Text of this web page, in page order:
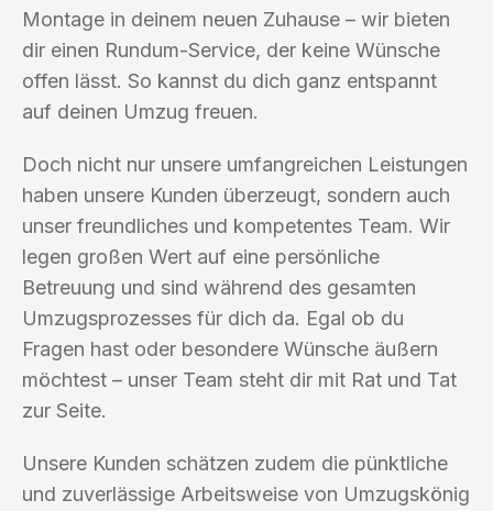
Montage in deinem neuen Zuhause – wir bieten
dir einen Rundum-Service, der keine Wünsche
offen lässt. So kannst du dich ganz entspannt
auf deinen Umzug freuen.
Doch nicht nur unsere umfangreichen Leistungen
haben unsere Kunden überzeugt, sondern auch
unser freundliches und kompetentes Team. Wir
legen großen Wert auf eine persönliche
Betreuung und sind während des gesamten
Umzugsprozesses für dich da. Egal ob du
Fragen hast oder besondere Wünsche äußern
möchtest – unser Team steht dir mit Rat und Tat
zur Seite.
Unsere Kunden schätzen zudem die pünktliche
und zuverlässige Arbeitsweise von Umzugskönig